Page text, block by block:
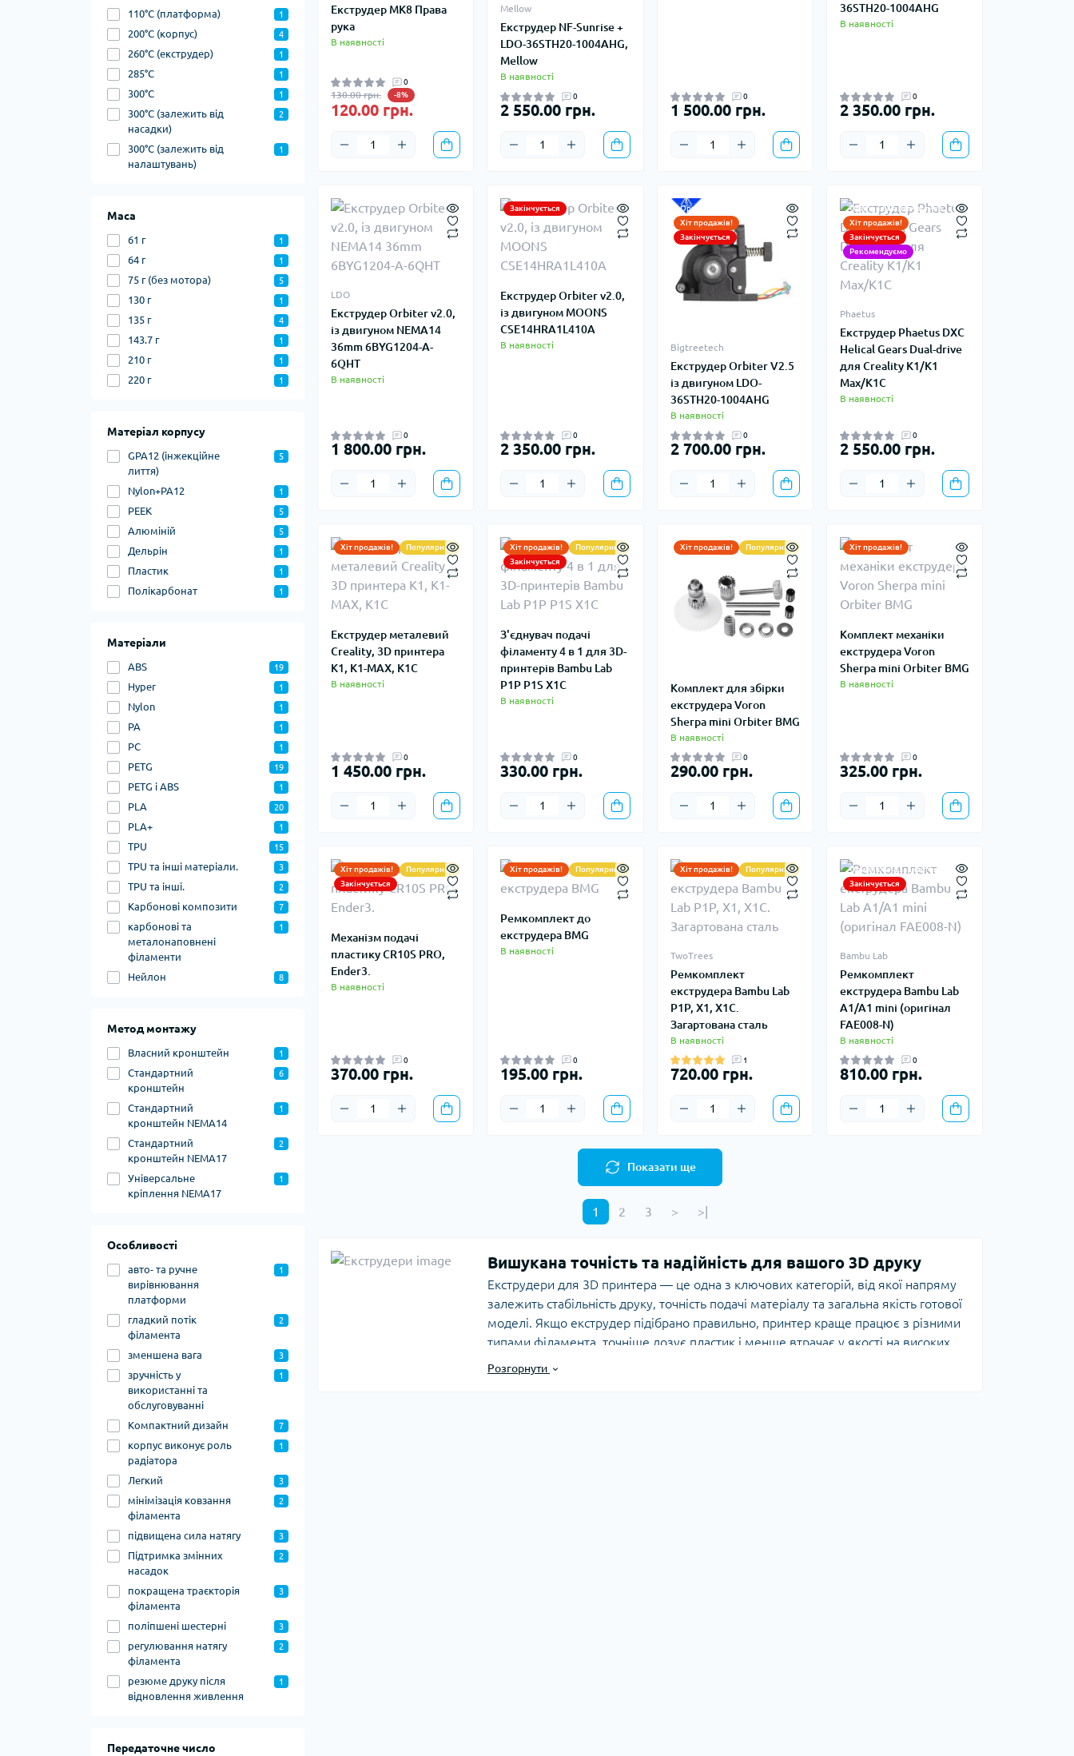
110°C (платформа) 1
200°C (корпус) 4
260°C (екструдер) 1
285°C 1
300°C 1
300°C (залежить від
насадки)
2
300°C (залежить від
налаштувань)
1
Маса
61 г 1
64 г 1
75 г (без мотора) 5
130 г 1
135 г 4
143.7 г 1
210 г 1
220 г 1
Матеріал корпусу
GPA12 (інжекційне
лиття)
5
Nylon+PA12 1
PEEK 5
Алюміній 5
Дельрін 1
Пластик 1
Полікарбонат 1
Матеріали
ABS 19
Hyper 1
Nylon 1
PA 1
PC 1
PETG 19
PETG і ABS 1
PLA 20
PLA+ 1
TPU 15
TPU та інші матеріали. 3
TPU та інші. 2
Карбонові композити 7
карбонові та
металонаповнені
філаменти
1
Нейлон 8
Метод монтажу
Власний кронштейн 1
Стандартний
кронштейн
6
Стандартний
кронштейн NEMA14
1
Стандартний
кронштейн NEMA17
2
Універсальне
кріплення NEMA17
1
Особливості
авто- та ручне
вирівнювання
платформи
1
гладкий потік
філамента
2
зменшена вага 3
зручність у
використанні та
обслуговуванні
1
Компактний дизайн 7
корпус виконує роль
радіатора
1
Легкий 3
мінімізація ковзання
філамента
2
підвищена сила натягу 3
Підтримка змінних
насадок
2
покращена траєкторія
філамента
3
поліпшені шестерні 3
регулювання натягу
філамента
2
резюме друку після
відновлення живлення
1
Передаточне число
Екструдер MK8 Права
рука
В наявності
0
130.00 грн. -8%
120.00 грн.
Mellow
Екструдер NF-Sunrise +
LDO-36STH20-1004AHG,
Mellow
В наявності
0
2 550.00 грн.
0
1 500.00 грн.
36STH20-1004AHG
В наявності
0
2 350.00 грн.
LDO
Екструдер Orbiter v2.0,
із двигуном NEMA14
36mm 6BYG1204-A-
6QHT
В наявності
0
1 800.00 грн.
Закінчується
Екструдер Orbiter v2.0,
із двигуном MOONS
CSE14HRA1L410A
В наявності
0
2 350.00 грн.
Оригінальна запчастина
Хіт продажів!
Закінчується
Bigtreetech
Екструдер Orbiter V2.5
із двигуном LDO-
36STH20-1004AHG
В наявності
0
2 700.00 грн.
Оригінальна запчастина
Хіт продажів!
Закінчується
Рекомендуємо
Phaetus
Екструдер Phaetus DXC
Helical Gears Dual-drive
для Creality K1/K1
Max/K1C
В наявності
0
2 550.00 грн.
Хіт продажів! Популярний
Екструдер металевий
Creality, 3D принтера
K1, K1-MAX, K1C
В наявності
0
1 450.00 грн.
Хіт продажів!
Популярний
Закінчується
З'єднувач подачі
філаменту 4 в 1 для 3D-
принтерів Bambu Lab
P1P P1S X1C
В наявності
0
330.00 грн.
Хіт продажів! Популярний
Комплект для збірки
екструдера Voron
Sherpa mini Orbiter BMG
В наявності
0
290.00 грн.
Хіт продажів!
Комплект механіки
екструдера Voron
Sherpa mini Orbiter BMG
В наявності
0
325.00 грн.
Хіт продажів!
Популярний
Закінчується
Механізм подачі
пластику CR10S PRO,
Ender3.
В наявності
0
370.00 грн.
Хіт продажів! Популярний
Ремкомплект до
екструдера BMG
В наявності
0
195.00 грн.
Хіт продажів! Популярний
TwoTrees
Ремкомплект
екструдера Bambu Lab
P1P, X1, X1C.
Загартована сталь
В наявності
1
720.00 грн.
Оригінальна запчастина
Закінчується
Bambu Lab
Ремкомплект
екструдера Bambu Lab
A1/A1 mini (оригінал
FAE008-N)
В наявності
0
810.00 грн.
Показати ще
1 2 3 > >|
Вишукана точність та надійність для вашого 3D друку
Екструдери для 3D принтера — це одна з ключових категорій, від якої напряму
залежить стабільність друку, точність подачі матеріалу та загальна якість готової
моделі. Якщо екструдер підібрано правильно, принтер краще працює з різними
типами філамента, точніше дозує пластик і менше втрачає у якості на високих
швидкостях. У каталозі
Розгорнути